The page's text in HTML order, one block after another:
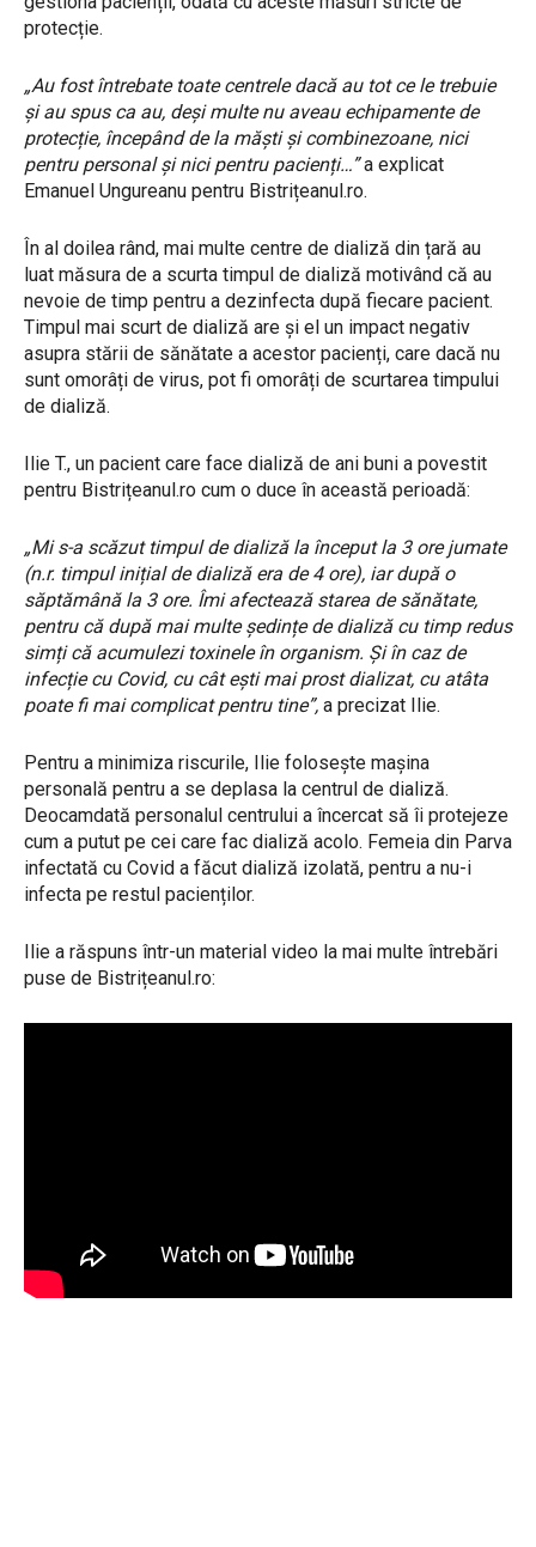
protecție.
„Au fost întrebate toate centrele dacă au tot ce le trebuie
și au spus ca au, deși multe nu aveau echipamente de
protecție, începând de la măști și combinezoane, nici
pentru personal și nici pentru pacienți…”a explicat
Emanuel Ungureanu pentru Bistrițeanul.ro.
În al doilea rând, mai multe centre de dializă din țară au
luat măsura de a scurta timpul de dializă motivând că au
nevoie de timp pentru a dezinfecta după fiecare pacient.
Timpul mai scurt de dializă are și el un impact negativ
asupra stării de sănătate a acestor pacienți, care dacă nu
sunt omorâți de virus, pot fi omorâți de scurtarea timpului
de dializă.
Ilie T., un pacient care face dializă de ani buni a povestit
pentru Bistrițeanul.ro cum o duce în această perioadă:
„Mi s-a scăzut timpul de dializă la început la 3 ore jumate
(n.r. timpul inițial de dializă era de 4 ore), iar după o
săptămână la 3 ore. Îmi afectează starea de sănătate,
pentru că după mai multe ședințe de dializă cu timp redus
simți că acumulezi toxinele în organism. Și în caz de
infecție cu Covid, cu cât ești mai prost dializat, cu atâta
poate fi mai complicat pentru tine”, a precizat Ilie.
Pentru a minimiza riscurile, Ilie folosește mașina
personală pentru a se deplasa la centrul de dializă.
Deocamdată personalul centrului a încercat să îi protejeze
cum a putut pe cei care fac dializă acolo. Femeia din Parva
infectată cu Covid a făcut dializă izolată, pentru a nu-i
infecta pe restul pacienților.
Ilie a răspuns într-un material video la mai multe întrebări
puse de Bistrițeanul.ro: